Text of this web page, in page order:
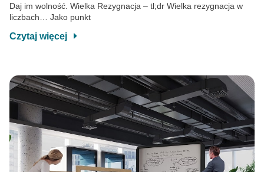
Daj im wolność. Wielka Rezygnacja – tl;dr Wielka rezygnacja w
liczbach… Jako punkt
Czytaj więcej